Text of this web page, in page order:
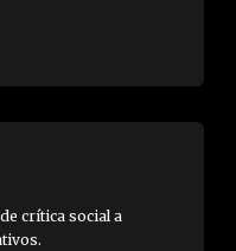
crítica social a